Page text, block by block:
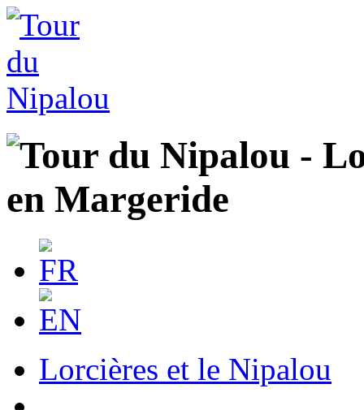
Lorcières et le Nipalou